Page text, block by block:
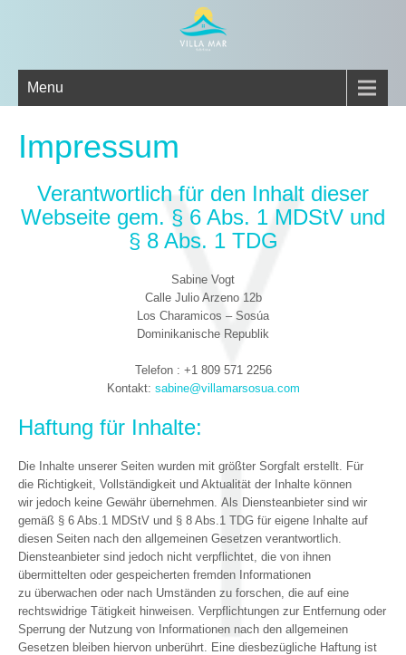
Menu
Impressum
Verantwortlich für den Inhalt dieser
Webseite gem. § 6 Abs. 1 MDStV und
§ 8 Abs. 1 TDG
Sabine Vogt
Calle Julio Arzeno 12b
Los Charamicos – Sosúa
Dominikanische Republik
Telefon : +1 809 571 2256
Kontakt: sabine@villamarsosua.com
Haftung für Inhalte:
Die Inhalte unserer Seiten wurden mit größter Sorgfalt erstellt. Für
die Richtigkeit, Vollständigkeit und Aktualität der Inhalte können
wir jedoch keine Gewähr übernehmen. Als Diensteanbieter sind wir
gemäß § 6 Abs.1 MDStV und § 8 Abs.1 TDG für eigene Inhalte auf
diesen Seiten nach den allgemeinen Gesetzen verantwortlich.
Diensteanbieter sind jedoch nicht verpflichtet, die von ihnen
übermittelten oder gespeicherten fremden Informationen
zu überwachen oder nach Umständen zu forschen, die auf eine
rechtswidrige Tätigkeit hinweisen. Verpflichtungen zur Entfernung oder
Sperrung der Nutzung von Informationen nach den allgemeinen
Gesetzen bleiben hiervon unberührt. Eine diesbezügliche Haftung ist